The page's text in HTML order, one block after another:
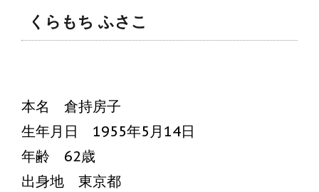
くらもち ふさこ
本名 倉持房子
生年月日 1955年5月14日
年齢 62歳
出身地 東京都